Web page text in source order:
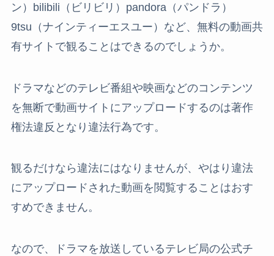
ン）bilibili（ビリビリ）pandora（パンドラ）
9tsu（ナインティーエスユー）など、無料の動画共
有サイトで観ることはできるのでしょうか。
ドラマなどのテレビ番組や映画などのコンテンツ
を無断で動画サイトにアップロードするのは著作
権法違反となり違法行為です。
観るだけなら違法にはなりませんが、やはり違法
にアップロードされた動画を閲覧することはおす
すめできません。
なので、ドラマを放送しているテレビ局の公式チ